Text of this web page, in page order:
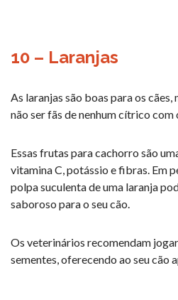
10 – Laranjas
As laranjas são boas para os cães,
não ser fãs de nenhum cítrico
Essas frutas para cachorro são
vitamina C, potássio e fibras. Em
polpa suculenta de uma laranja
saboroso para o seu cão.
Os veterinários recomendam
sementes, oferecendo ao seu cão